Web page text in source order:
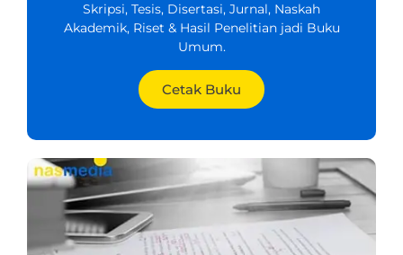
Skripsi, Tesis, Disertasi, Jurnal, Naskah
Akademik, Riset & Hasil Penelitian jadi Buku
Umum.
Cetak Buku